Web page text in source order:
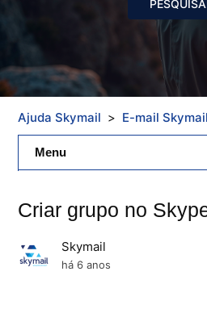
Ajuda Skymail E-mail Skymail
Menu
Cloud Skymail
Hospedagem De Sites
Criar grupo no
Skymail
há 6 anos